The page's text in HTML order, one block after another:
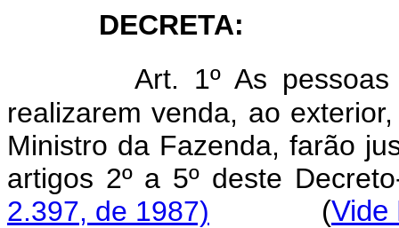
DECRETA:
Art. 1º As
realizarem venda, ao
Ministro da Fazenda, farão
artigos 2º a 5º deste
2.397, de 1987)
(Vide